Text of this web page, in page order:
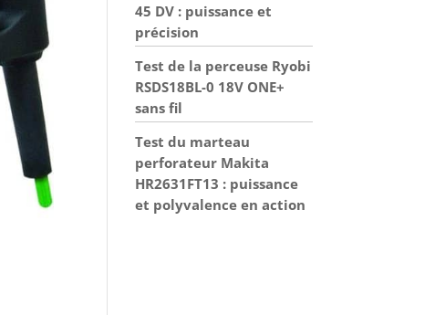
45 DV : puissance et
précision
Test de la perceuse Ryobi
RSDS18BL-0 18V ONE+
sans fil
Test du marteau
perforateur Makita
HR2631FT13 : puissance
et polyvalence en action